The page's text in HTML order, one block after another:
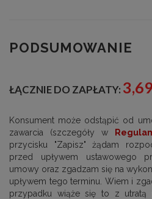
PODSUMOWANIE
ŁĄCZNIE DO ZAPŁATY:
Konsument może odstąpić od
zawarcia (szczegóły w
przycisku "Zapisz" żądam
przed upływem ustawowego
umowy oraz zgadzam się na
upływem tego terminu. Wiem i
przypadku wiąże się to z utratą